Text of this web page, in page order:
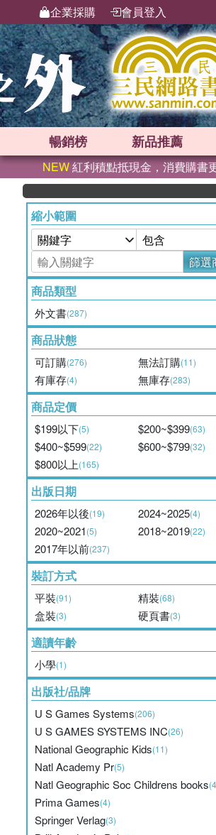
企業採購 會員登入
暢銷榜 新品推薦
NEW紅利積點抵現金，消費購書
縮小範圍
篩選
商品類型
外文書(287)
商品狀態
可訂購(276) 無法訂購(11)
有庫存(4) 無庫存(283)
商品定價
$199以下(5) $200~$399(63)
$400~$599(22) $600~$799(32)
$800以上(165)
出版日期
2026年以後(19) 2024~2025(4)
2020~2021(5) 2018~2019(22)
2017年以前(237)
裝訂方式
平裝(91) 精裝(68)
盒裝(3) 硬頁書(3)
適讀年齡
小學(1)
出版社/品牌
U S Games Systems(206)
U S GAMES SYSTEMS INC(26)
National Geographic Kids(11)
Natl Academy Pr(5)
Natl Geographic Soc Childrens books
Prima Games(4)
Springer Verlag(3)